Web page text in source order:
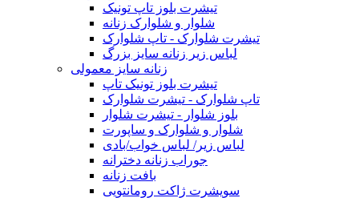
تیشرت بلوز تاپ تونیک
شلوار و شلوارک زنانه
تیشرت شلوارک - تاپ شلوارک
لباس زیر زنانه سایز بزرگ
زنانه سایز معمولی
تیشرت بلوز تونیک تاپ
تاپ شلوارک - تیشرت شلوارک
بلوز شلوار - تیشرت شلوار
شلوار و شلوارک و ساپورت
لباس زیر/ لباس خواب/بادی
جوراب زنانه دخترانه
بافت زنانه
سویشرت ژاکت رومانتویی